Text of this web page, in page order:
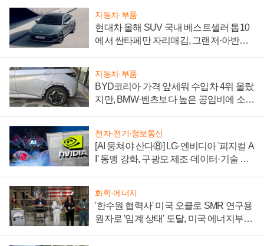
자동차·부품
현대차 올해 SUV 국내 베스트셀러 톱10
에서 싼타페만 자리매김, 그랜저·아반떼
자동차·부품
BYD코리아 가격 앞세워 수입차 4위 올랐
지만, BMW·벤츠보다 높은 공임비에 소비
전자·전기·정보통신
[AI 뭉쳐야 산다⑧] LG·엔비디아 '피지컬 A
I' 동맹 강화, 구광모 제조·데이터·기술 결
화학·에너지
'한수원 협력사' 미국 오클로 SMR 연구용
원자로 '임계 상태' 도달, 미국 에너지부